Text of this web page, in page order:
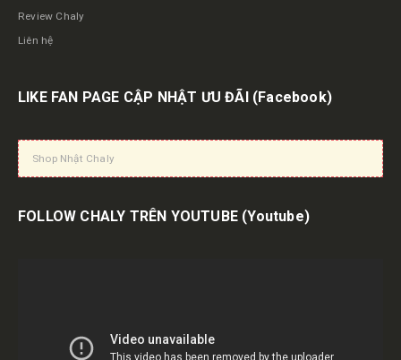
Review Chaly
Liên hệ
LIKE FAN PAGE CẬP NHẬT ƯU ĐÃI (Facebook)
Shop Nhật Chaly
FOLLOW CHALY TRÊN YOUTUBE (Youtube)